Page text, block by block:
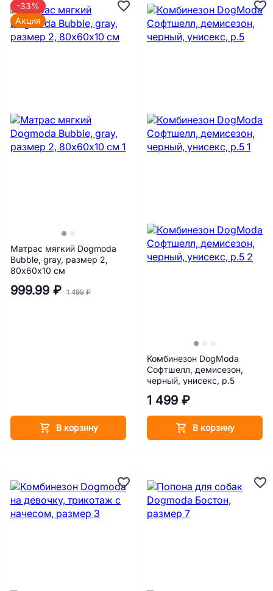
Матрас мягкий Dogmoda
Bubble, gray, размер 2,
80х60х10 см
999.99 ₽ 1 499 ₽
В корзину
-33%
Акция
Комбинезон DogModa
Софтшелл, демисезон,
черный, унисекс, р.5
1 499 ₽
В корзину